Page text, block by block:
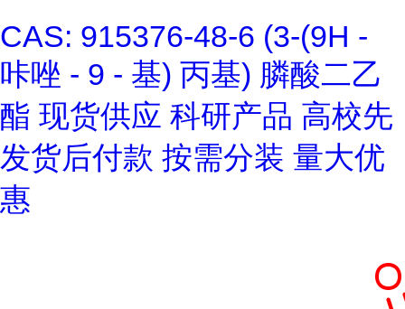
CAS: 915376-48-6 (3-(9H -
咔唑 - 9 - 基) 丙基) 膦酸二乙
酯 现货供应 科研产品 高校先
发货后付款 按需分装 量大优
惠